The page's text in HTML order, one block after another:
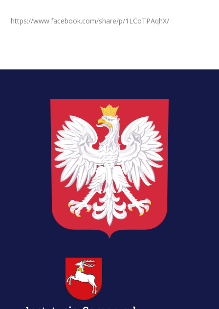
https://www.facebook.com/share/p/1LCoTPAqhX/